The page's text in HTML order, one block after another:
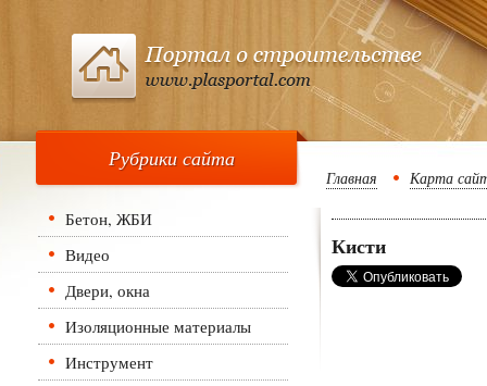
Рубрики сайта
Бетон, ЖБИ
Видео
Двери, окна
Изоляционные материалы
Инструмент
Главная Карта
Кисти